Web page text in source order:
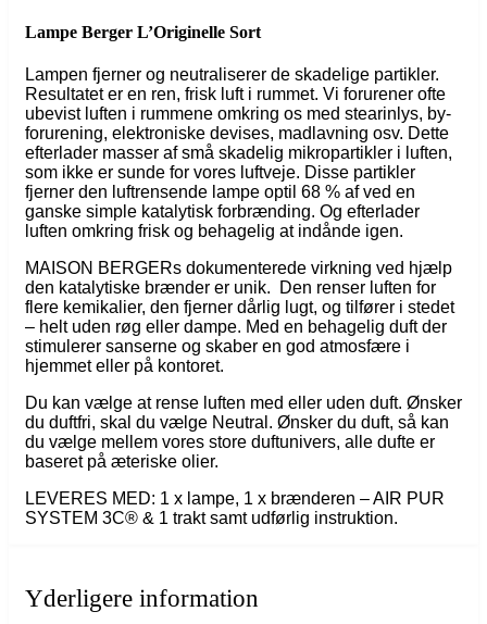
Lampe Berger L’Originelle Sort
Lampen fjerner og neutraliserer de skadelige partikler.
Resultatet er en ren, frisk luft i rummet. Vi forurener ofte
ubevist luften i rummene omkring os med stearinlys, by-
forurening, elektroniske devises, madlavning osv. Dette
efterlader masser af små skadelig mikropartikler i luften,
som ikke er sunde for vores luftveje. Disse partikler
fjerner den luftrensende lampe optil 68 % af ved en
ganske simple katalytisk forbrænding. Og efterlader
luften omkring frisk og behagelig at indånde igen.
MAISON BERGERs dokumenterede virkning ved hjælp
den katalytiske brænder er unik. Den renser luften for
flere kemikalier, den fjerner dårlig lugt, og tilfører i stedet
– helt uden røg eller dampe. Med en behagelig duft der
stimulerer sanserne og skaber en god atmosfære i
hjemmet eller på kontoret.
Du kan vælge at rense luften med eller uden duft. Ønsker
du duftfri, skal du vælge Neutral. Ønsker du duft, så kan
du vælge mellem vores store duftunivers, alle dufte er
baseret på æteriske olier.
LEVERES MED: 1 x lampe, 1 x brænderen – AIR PUR
SYSTEM 3C® & 1 trakt samt udførlig instruktion.
Yderligere information